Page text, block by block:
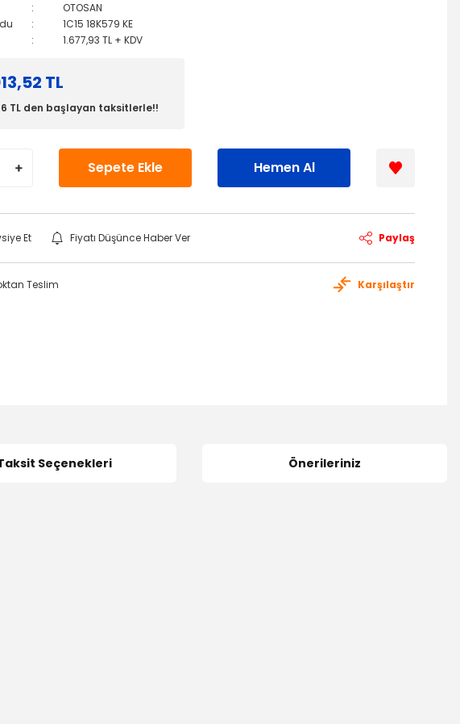
OTOSAN
1C15 18K579 KE
1.677,93 TL + KDV
TL
TL den başlayan taksitlerle!!
Sepete Ekle Hemen Al
Et Fiyatı Düşünce Haber Ver Paylaş
Teslim Karşılaştır
Seçenekleri Önerileriniz